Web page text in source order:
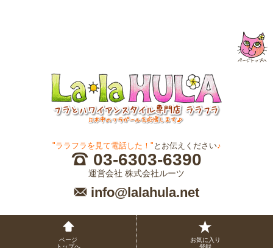
"ララフラを見て電話した！" とお伝えください♪
03-6303-6390
運営会社 株式会社ルーツ
info@lalahula.net
ページ
トップへ
お気に入り
登録